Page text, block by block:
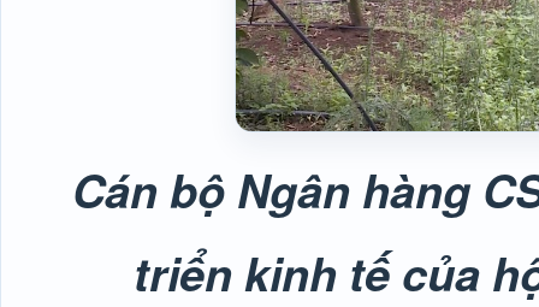
Cán bộ Ngân hàng
triển kinh tế của